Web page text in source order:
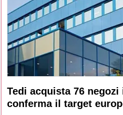
Tedi acquista 76 negozi
conferma il target